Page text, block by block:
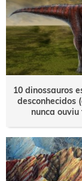
10 dinossauros
desconhecidos
nunca